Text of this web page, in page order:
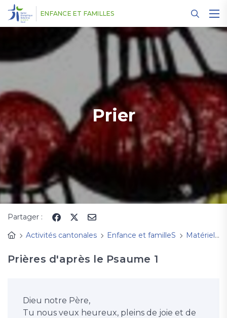
ENFANCE ET FAMILLES
Prier
Partager :
Activités cantonales
Enfance et familleS Matériel d'animation
Prières d'après le Psaume 1
Dieu notre Père,
Tu nous veux heureux, pleins de joie et de
Panneau de gestion des cookies